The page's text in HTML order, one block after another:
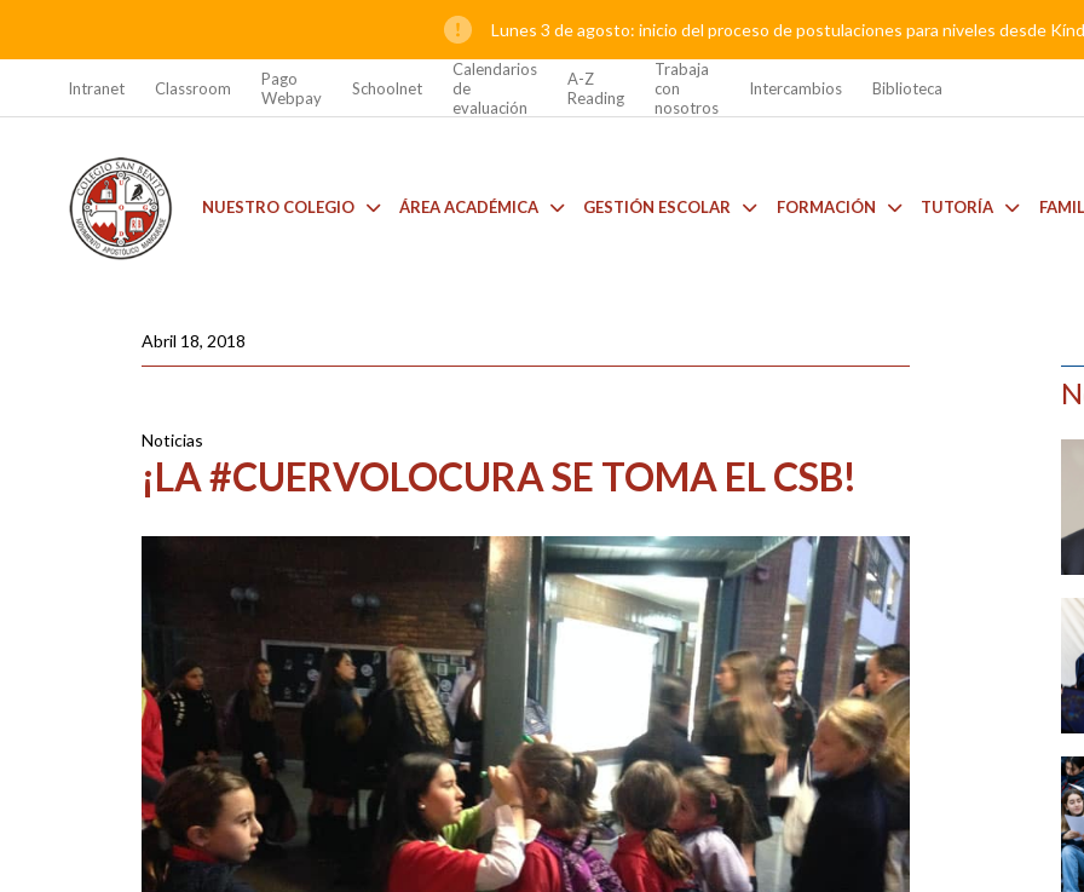
Lunes 3 de agosto: inicio del proceso de postulaciones para niveles desde
Intranet Classroom
Pago
Webpay
Schoolnet
Calendarios
de
evaluación
A-Z
Reading
Trabaja
con
nosotros
Intercambios Biblioteca
NUESTRO COLEGIO ÁREA ACADÉMICA GESTIÓN ESCOLAR FORMACIÓN TUTORÍA
Abril 18, 2018
Noticias
¡LA #CUERVOLOCURA SE TOMA EL CSB!